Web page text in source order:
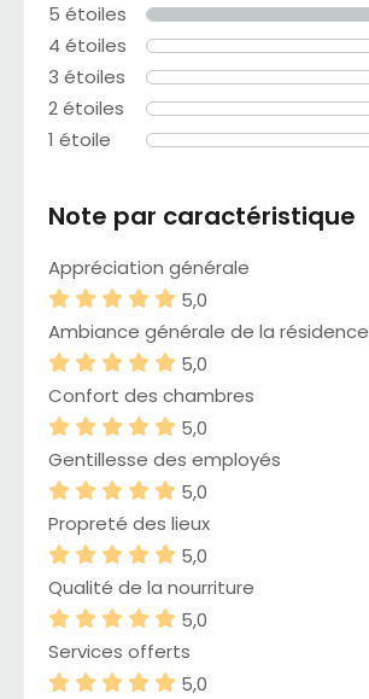
5 étoiles
4 étoiles
3 étoiles
2 étoiles
1 étoile
Note par caractéristique
Appréciation générale
5,0
Ambiance générale de la résidence
5,0
Confort des chambres
5,0
Gentillesse des employés
5,0
Propreté des lieux
5,0
Qualité de la nourriture
5,0
Services offerts
5,0